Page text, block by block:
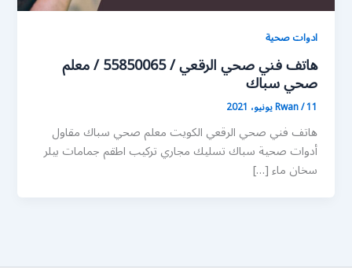
ادوات صحية
هاتف فني صحي الرقعي / 55850065 / معلم
صحي سباك
Rwan/11 يونيو، 2021
هاتف فني صحي الرقعي الكويت معلم صحي سباك مقاول
أدوات صحية سباك تسليك مجاري تركيب اطقم جمامات بيلر
سخان ماء […]